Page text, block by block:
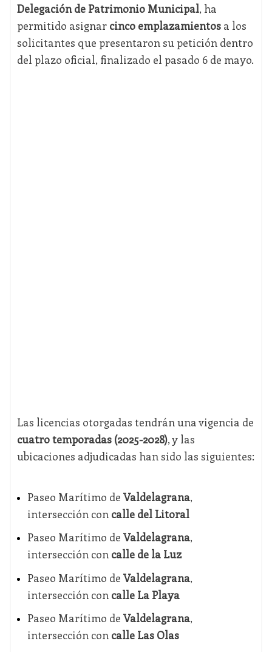
Delegación de Patrimonio Municipal, ha
permitido asignar cinco emplazamientosa los
solicitantes que presentaron su petición dentro
del plazo oficial, finalizado el pasado 6 de mayo.
Las licencias otorgadas tendrán una vigencia de
cuatro temporadas (2025-2028), y las
ubicaciones adjudicadas han sido las siguientes:
Paseo Marítimo deValdelagrana,
intersección con calle del Litoral
Paseo Marítimo deValdelagrana,
intersección con calle de la Luz
Paseo Marítimo deValdelagrana,
intersección con calle La Playa
Paseo Marítimo deValdelagrana,
intersección con calle Las Olas